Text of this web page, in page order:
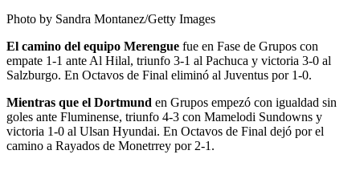
Photo by Sandra Montanez/Getty Images
El camino del equipo Merengue fue en Fase de Grupos con
empate 1-1 ante Al Hilal, triunfo 3-1 al Pachuca y victoria 3-0 al
Salzburgo. En Octavos de Final eliminó al Juventus por 1-0.
Mientras que el Dortmund en Grupos empezó con igualdad sin
goles ante Fluminense, triunfo 4-3 con Mamelodi Sundowns y
victoria 1-0 al Ulsan Hyundai. En Octavos de Final dejó por el
camino a Rayados de Monetrrey por 2-1.